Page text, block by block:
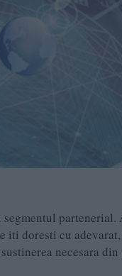
iti doresti cu
necesara